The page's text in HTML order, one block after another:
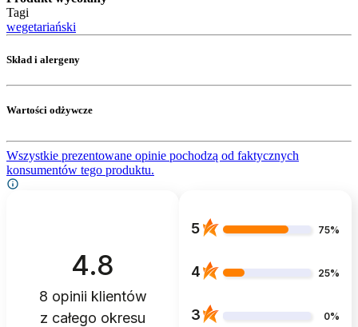
Tagi
wegetariański
Skład i alergeny
Wartości odżywcze
Wszystkie prezentowane opinie pochodzą od faktycznych
konsumentów tego produktu.
4.8
8 opinii klientów
z całego okresu
5 75%
4 25%
3 0%